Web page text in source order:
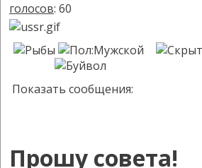
голосов: 60
Показать сообщения:
Прошу совета!